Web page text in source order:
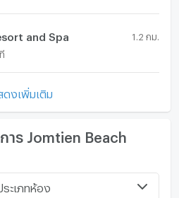
and Spa 1.2 กม.
ดงเพิ่มเติม
าร Jomtien Beach
ระเภทห้อง